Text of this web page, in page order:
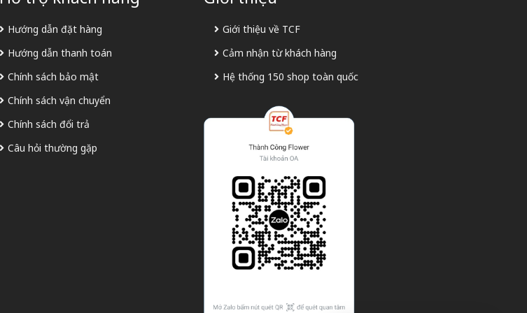
Hướng dẫn đặt hàng
Hướng dẫn thanh toán
Chính sách bảo mật
Chính sách vận chuyển
Chính sách đổi trả
Câu hỏi thường gặp
Giới thiệu về TCF
Cảm nhận từ khách hàng
Hệ thống 150 shop toàn quốc